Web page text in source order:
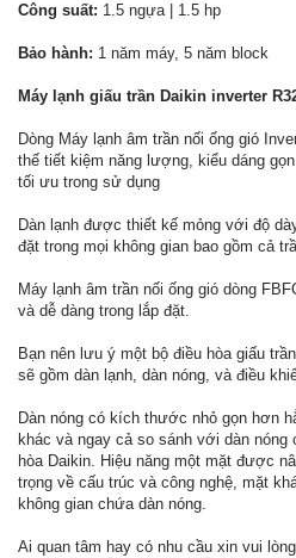
Công suất: 1.5 ngựa | 1.5 hp
Bảo hành: 1 năm máy, 5 năm block
Máy lạnh giấu trần Daikin inverter
Dòng Máy lạnh âm trần nối ống gió
thế tiết kiệm năng lượng, kiểu dáng
tối ưu trong sử dụng
Dàn lạnh được thiết kế mỏng với độ
đặt trong mọi không gian bao gồm cả
Máy lạnh âm trần nối ống gió dòng
và dễ dàng trong lắp đặt.
Bạn nên lưu ý một bộ điều hòa giấu
sẽ gồm dàn lạnh, dàn nóng, và điều
Dàn nóng có kích thước nhỏ gọn hơn
khác và ngay cả so sánh với dàn
hòa Daikin. Hiệu năng một mặt được
trọng về cấu trúc và công nghệ, mặt
không gian chứa dàn nóng.
Ai quan tâm hay có nhu cầu xin vui